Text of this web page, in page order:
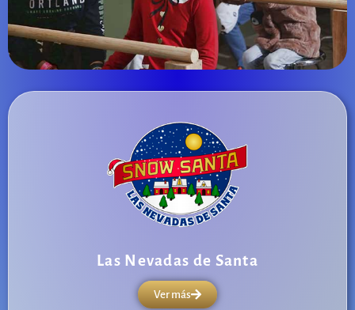
Las Nevadas de Santa
Ver más